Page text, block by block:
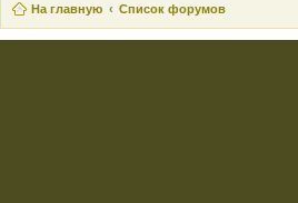
На главную Список форумов